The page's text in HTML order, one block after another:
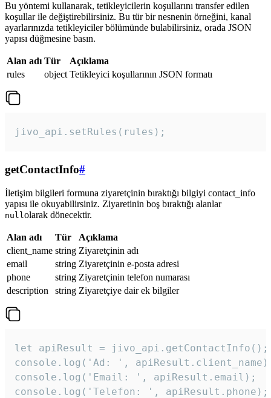
Bu yöntemi kullanarak, tetikleyicilerin koşullarını transfer edilen
koşullar ile değiştirebilirsiniz. Bu tür bir nesnenin örneğini, kanal
ayarlarınızda tetikleyiciler bölümünde bulabilirsiniz, orada JSON
yapısı düğmesine basın.
Alan adı Tür
Açıklama
rules
object Tetikleyici koşullarının JSON formatı
jivo_api.setRules(rules);
getContactInfo#
İletişim bilgileri formuna ziyaretçinin bıraktığı bilgiyi contact_info
yapısı ile okuyabilirsiniz. Ziyaretinin boş bıraktığı alanlar
null olarak dönecektir.
Alan adı Tür
Açıklama
client_name string Ziyaretçinin adı
email
string Ziyaretçinin e-posta adresi
phone
string Ziyaretçinin telefon numarası
description
string Ziyaretçiye dair ek bilgiler
let apiResult = jivo_api.getContactInfo();
console.log('Ad: ',
console.log('Email: ', apiResult.email);
console.log('Telefon: ', apiResult.phone);